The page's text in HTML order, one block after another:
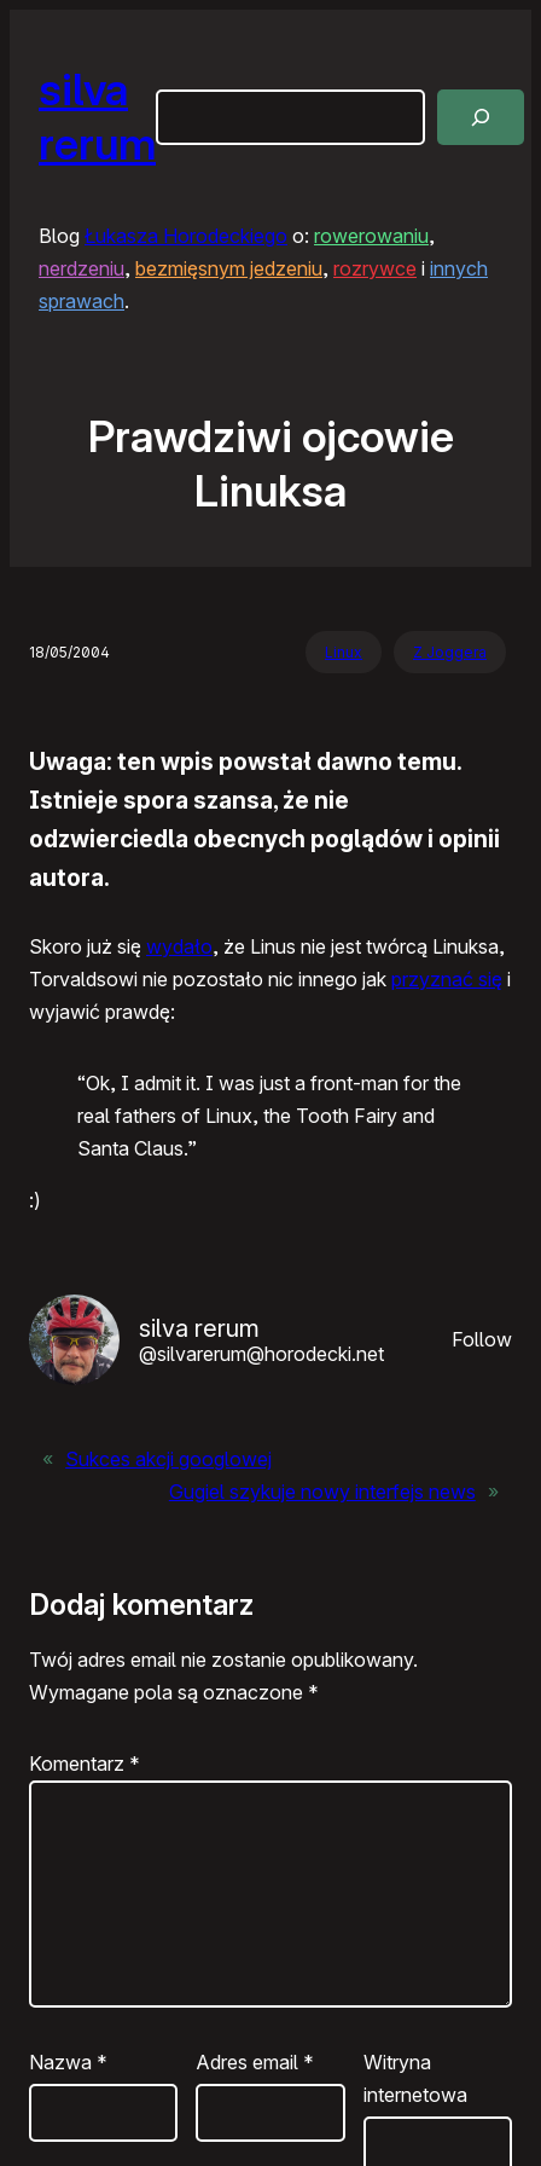
silva
rerum
Blog Łukasza Horodeckiego o: rowerowaniu,
nerdzeniu, bezmięsnym jedzeniu, rozrywce i innych
sprawach.
Prawdziwi ojcowie
Linuksa
18/05/2004 Linux Z Joggera
Uwaga: ten wpis powstał dawno temu.
Istnieje spora szansa, że nie
odzwierciedla obecnych poglądów i opinii
autora.
Skoro już się wydało, że Linus nie jest twórcą Linuksa,
Torvaldsowi nie pozostało nic innego jak przyznać się i
wyjawić prawdę:
“Ok, I admit it. I was just a front-man for the
real fathers of Linux, the Tooth Fairy and
Santa Claus.”
:)
silva rerum
@silvarerum@horodecki.net
Follow
« Sukces akcji googlowej
Gugiel szykuje nowy interfejs news »
Dodaj komentarz
Twój adres email nie zostanie opublikowany.
Wymagane pola są oznaczone *
Komentarz *
Nazwa * Adres email *
Witryna
internetowa